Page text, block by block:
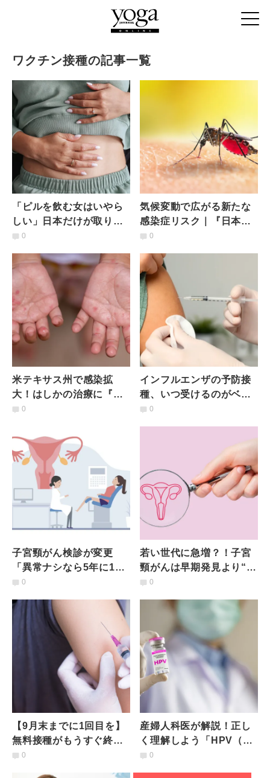
ワクチン接種の記事一覧
「ピルを飲む女はいやら
しい」日本だけが取り残
される、女性の健康を守
訊く
0
気候変動で広がる新たな
感染症リスク｜『日本脳
炎ワクチン』の免疫が低
る危険性
0
米テキサス州で感染拡
大！はしかの治療に『ビ
タミンA』が有効？予防
る可能性
0
インフルエンザの予防接
種、いつ受けるのがベス
トなの？医師が解説
0
子宮頸がん検診が変更
「異常ナシなら5年に1回
のHPV検査へ」知ってお
解説
0
若い世代に急増？！子宮
頸がんは早期発見より“予
防できる”がん！今すべき
0
【9月末までに1回目を】
無料接種がもうすぐ終
了！「HPVワクチン」の
0
産婦人科医が解説！正し
く理解しよう「HPV（子
宮頸がん）ワクチン」の
0